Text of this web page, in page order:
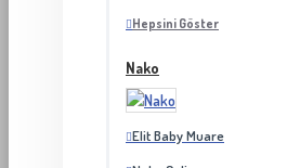
Hepsini Göster
Nako
Elit Baby Muare